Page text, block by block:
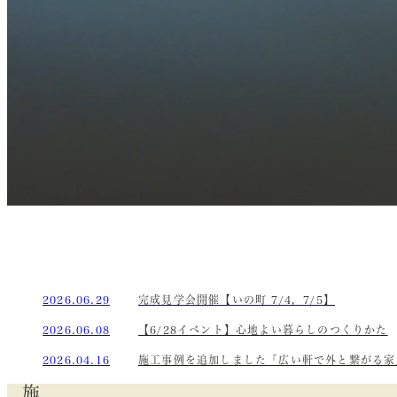
2026.06.29 完成見学会開催【いの町 7/4，7/5】
2026.06.08 【6/28イベント】心地よい暮らしのつくりかた
2026.04.16 施工事例を追加しました「広い軒で外と繋がる